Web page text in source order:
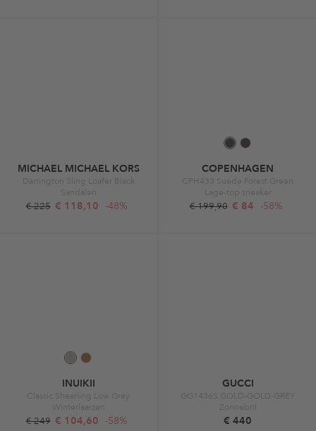
MICHAEL MICHAEL KORS
Darrington Sling Loafer Black
Sandalen
€ 225 € 118,10 -48%
COPENHAGEN
CPH433 Suede Forest Green
Lage-top sneaker
€ 199,90 € 84 -58%
INUIKII
Classic Shearling Low Grey
Winterlaarzen
€ 249 € 104,60 -58%
GUCCI
GG1436S GOLD-GOLD-GREY
Zonnebril
€ 440